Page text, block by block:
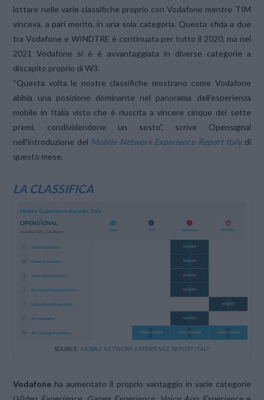
lottare nelle varie classifiche proprio con Vodafone mentre TIM
vinceva, a pari merito, in una sola categoria. Questa sfida a due
tra Vodafone e WINDTRE è continuata per tutto il 2020, ma nel
2021 Vodafone si è è avvantaggiata in diverse categorie a
discapito proprio di W3.
“Questa volta le nostre classifiche mostrano come Vodafone
abbia una posizione dominante nel panorama dell’esperienza
mobile in Italia visto che è riuscita a vincere cinque dei sette
premi, condividendone un sesto”, scrive Opensignal
nell’introduzione del Mobile Network Experience Report Italydi
questo mese.
LA CLASSIFICA
SOURCE: MOBILE NETWORK EXPERIENCE REPORT ITALY
Vodafone ha aumentato il proprio vantaggio in varie categorie